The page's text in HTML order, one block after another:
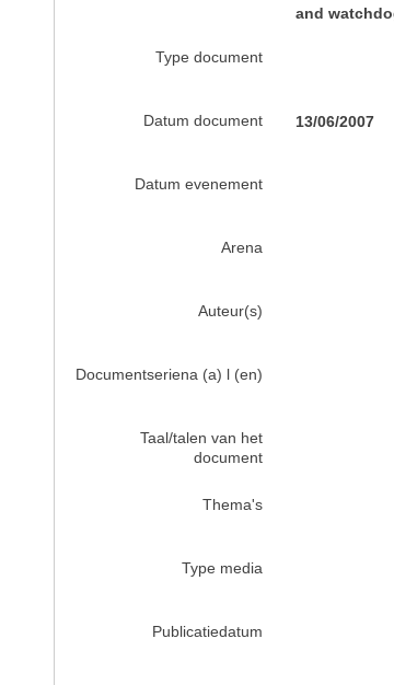
and
Type document
Datum document 13/06/2007
Datum evenement
Arena
Auteur(s)
Documentseriena (a) l (en)
Taal/talen van het
document
Thema's
Type media
Publicatiedatum